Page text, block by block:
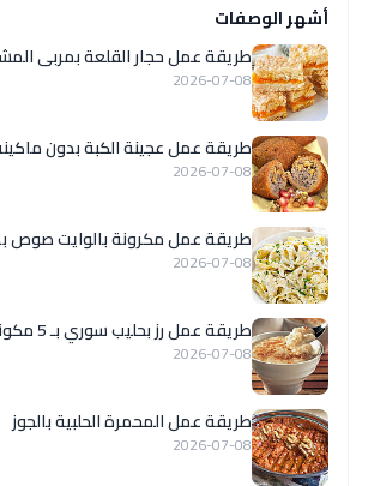
أشهر الوصفات
طريقة عمل حجار القلعة بمربى
2026-07-08
طريقة عمل عجينة الكبة بدون
2026-07-08
طريقة عمل مكرونة بالوايت صوص
2026-07-08
طريقة عمل رز بحليب سوري بـ 5 مكونات
2026-07-08
طريقة عمل المحمرة الحلبية بالجوز
2026-07-08